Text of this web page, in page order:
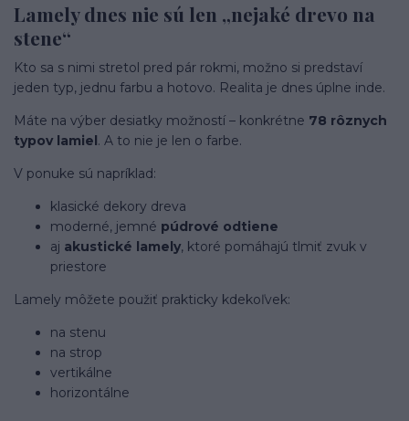
Lamely dnes nie sú len „nejaké drevo na
stene“
Kto sa s nimi stretol pred pár rokmi, možno si predstaví
jeden typ, jednu farbu a hotovo. Realita je dnes úplne inde.
Máte na výber desiatky možností – konkrétne 78 rôznych
typov lamiel. A to nie je len o farbe.
V ponuke sú napríklad:
klasické dekory dreva
moderné, jemné púdrové odtiene
aj akustické lamely, ktoré pomáhajú tlmiť zvuk v
priestore
Lamely môžete použiť prakticky kdekoľvek:
na stenu
na strop
vertikálne
horizontálne